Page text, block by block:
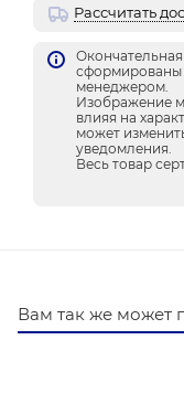
Рассчитать
сформированы
менеджером.
Изображение
влияя на
может
уведомления.
Весь товар
Вам так же может